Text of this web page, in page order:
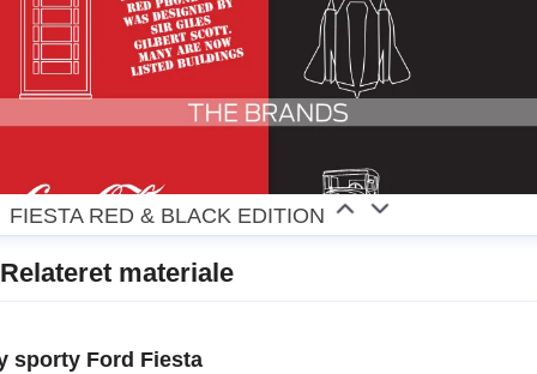
FIESTA RED & BLACK EDITION
Relateret materiale
sporty Ford Fiesta